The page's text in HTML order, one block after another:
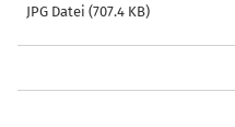
JPG Datei (707.4 KB)